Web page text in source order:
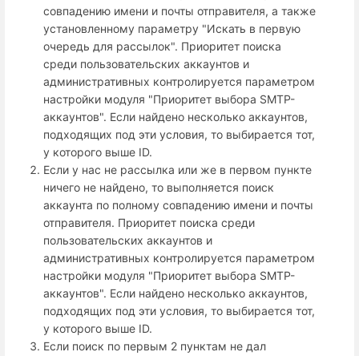
совпадению имени и почты отправителя, а также
установленному параметру "Искать в первую
очередь для рассылок". Приоритет поиска
среди пользовательских аккаунтов и
административных контролируется параметром
настройки модуля "Приоритет выбора SMTP-
аккаунтов". Если найдено несколько аккаунтов,
подходящих под эти условия, то выбирается тот,
у которого выше ID.
Если у нас не рассылка или же в первом пункте
ничего не найдено, то выполняется поиск
аккаунта по полному совпадению имени и почты
отправителя. Приоритет поиска среди
пользовательских аккаунтов и
административных контролируется параметром
настройки модуля "Приоритет выбора SMTP-
аккаунтов". Если найдено несколько аккаунтов,
подходящих под эти условия, то выбирается тот,
у которого выше ID.
Если поиск по первым 2 пунктам не дал